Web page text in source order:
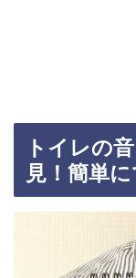
トイレの
見！簡単